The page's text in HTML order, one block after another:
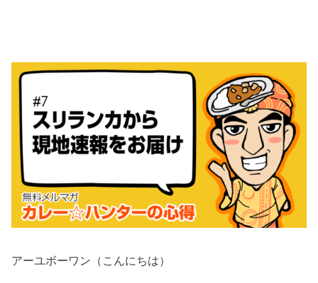
アーユボーワン（こんにちは）